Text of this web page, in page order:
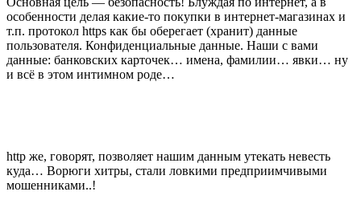
особенности делая какие-то покупки в интернет-магазинах и
т.п. протокол https как бы оберегает (хранит) данные
пользователя. Конфиденциальные данные. Наши с вами
данные: банковских карточек… имена, фамилии… явки… ну
и всё в этом интимном роде…
http же, говорят, позволяет нашим данным утекать невесть
куда… Ворюги хитры, стали ловкими предприимчивыми
мошенниками..!